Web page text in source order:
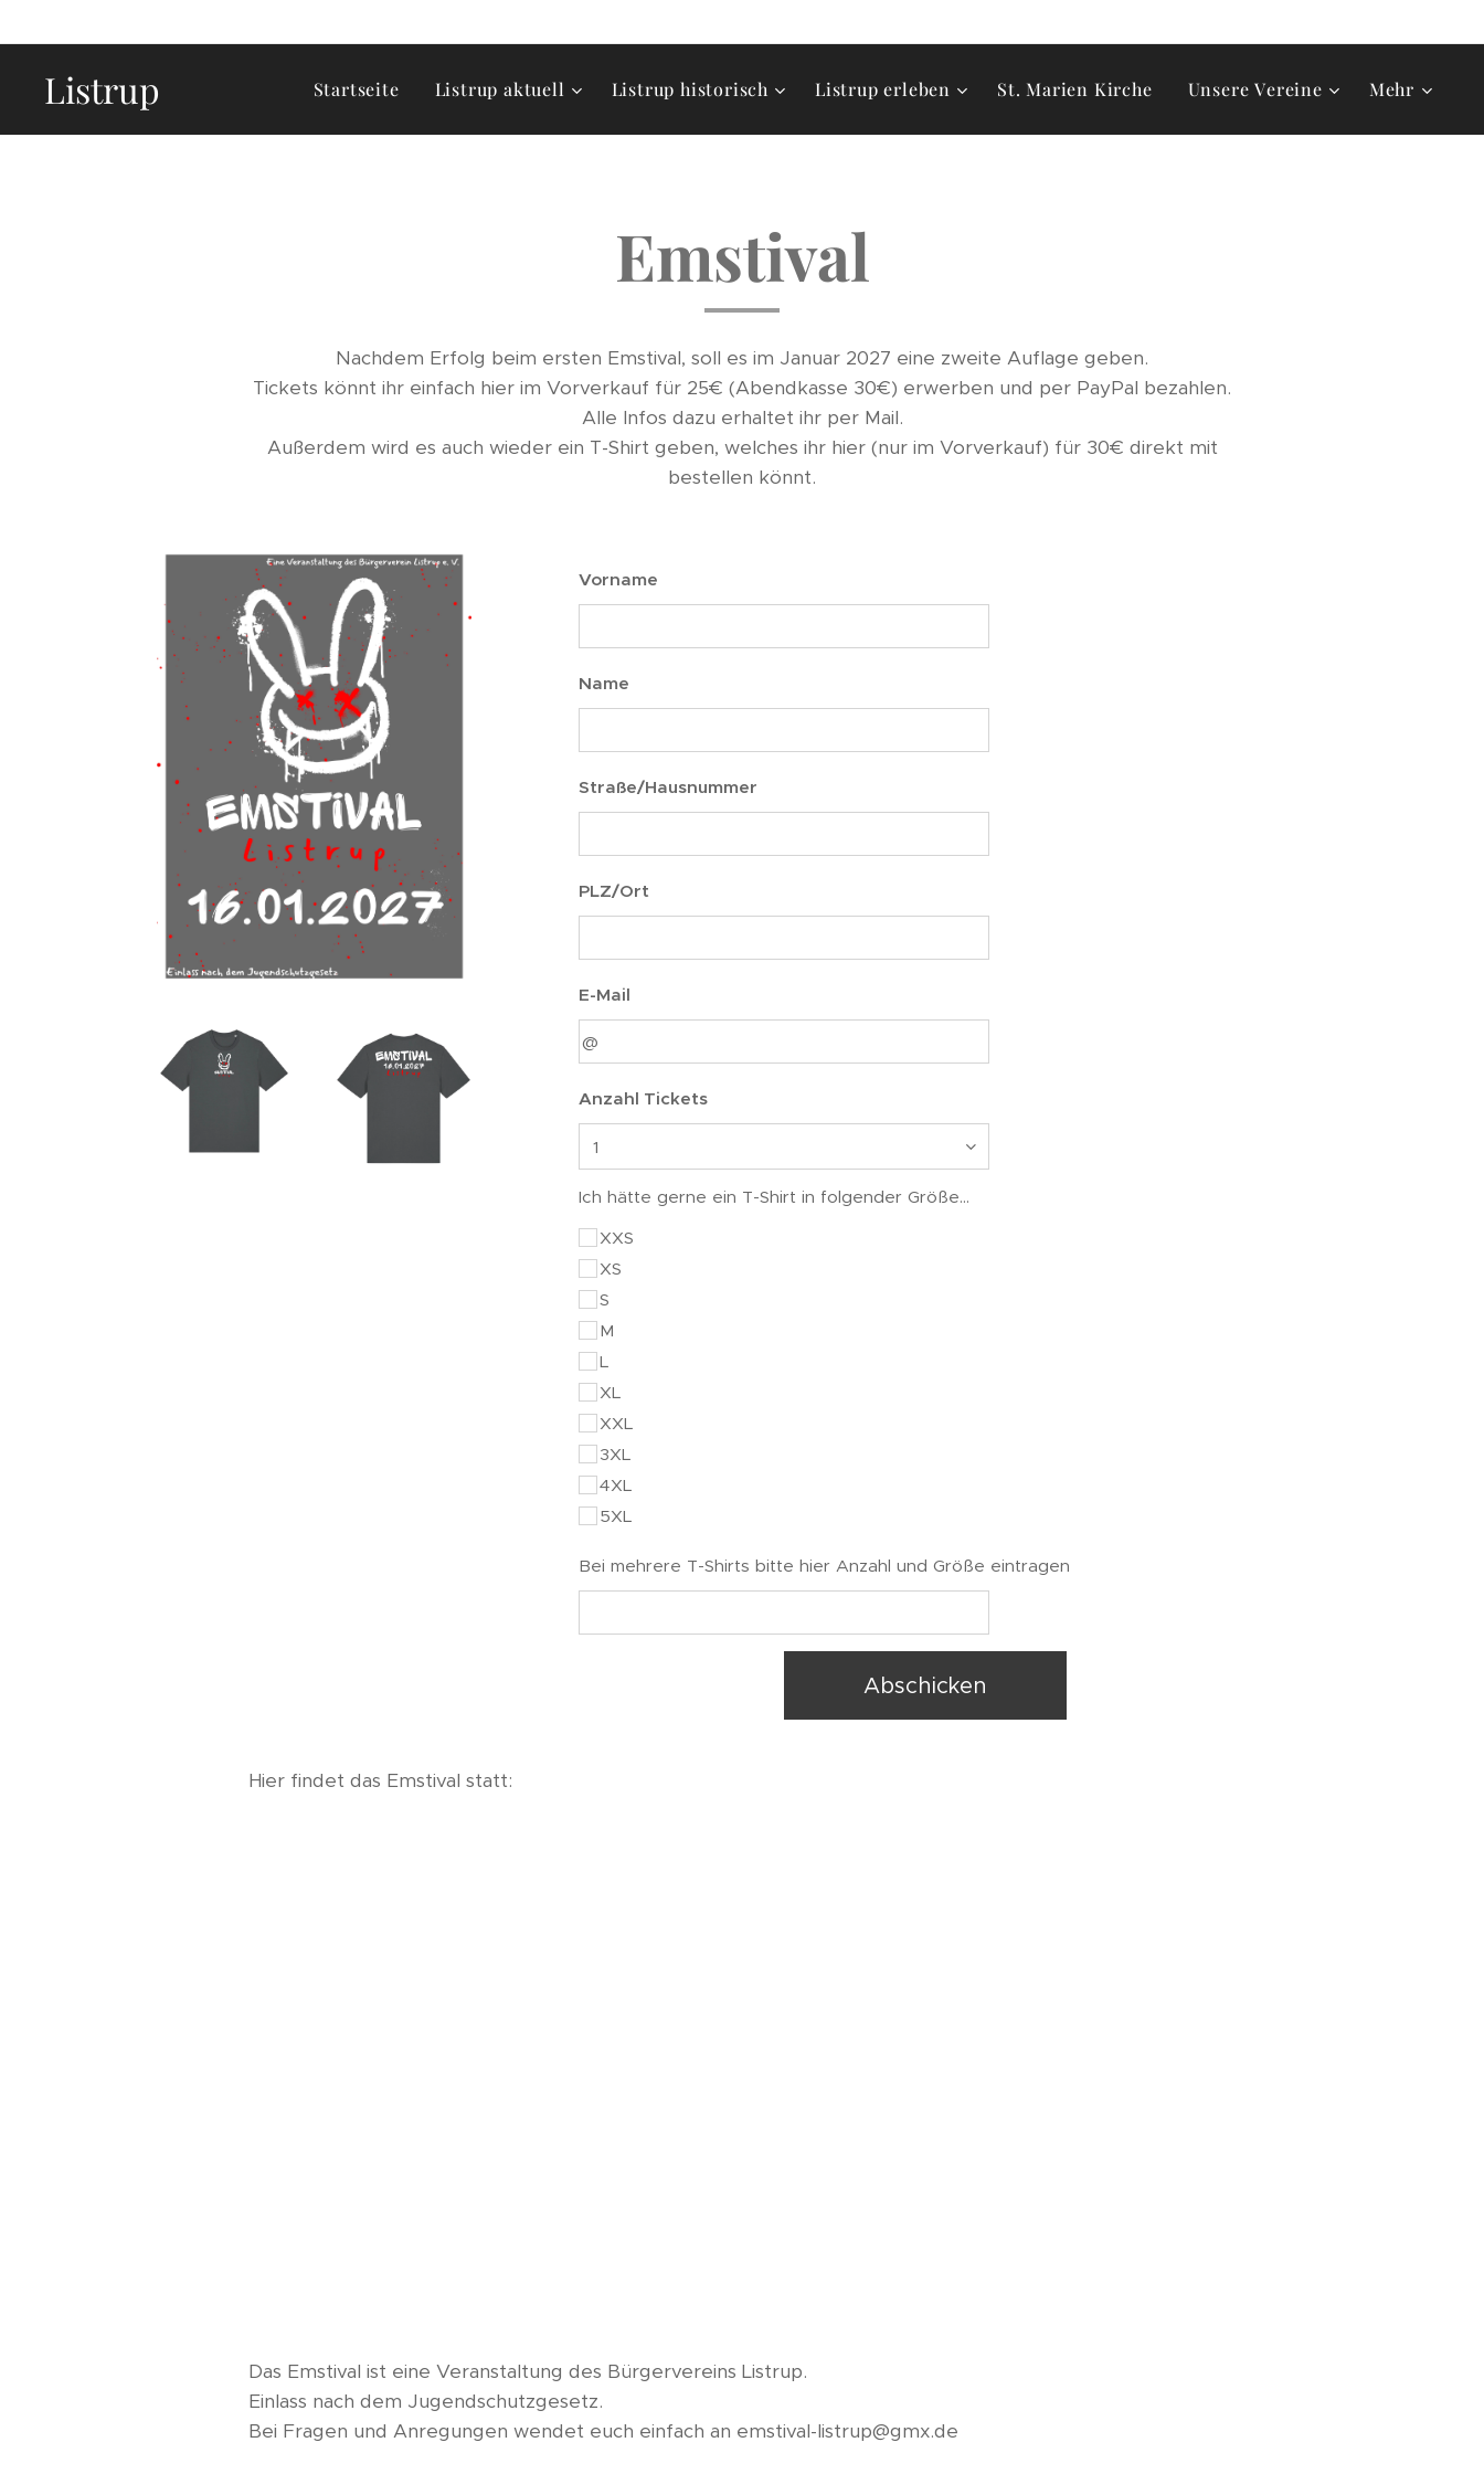
Listrup Startseite Listrup aktuell Listrup historisch Listrup erleben St. Marien Kirche Unsere Vereine Mehr
Emstival
Nachdem Erfolg beim ersten Emstival, soll es im Januar 2027 eine zweite Auflage geben.
Tickets könnt ihr einfach hier im Vorverkauf für 25€ (Abendkasse 30€) erwerben und per PayPal bezahlen.
Alle Infos dazu erhaltet ihr per Mail.
Außerdem wird es auch wieder ein T-Shirt geben, welches ihr hier (nur im Vorverkauf) für 30€ direkt mit
bestellen könnt.
Vorname
Name
Straße/Hausnummer
PLZ/Ort
E-Mail
Anzahl Tickets
Ich hätte gerne ein T-Shirt in folgender Größe...
XXS
XS
S
M
L
XL
XXL
3XL
4XL
5XL
Bei mehrere T-Shirts bitte hier Anzahl und Größe eintragen
Abschicken
Hier findet das Emstival statt:
Das Emstival ist eine Veranstaltung des Bürgervereins Listrup.
Einlass nach dem Jugendschutzgesetz.
Bei Fragen und Anregungen wendet euch einfach an emstival-listrup@gmx.de